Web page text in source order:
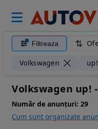
Filtreaza
Volkswagen up!
Volkswagen up!
Număr de anunțuri: 29
Cum sunt organizate